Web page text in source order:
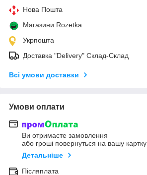
Нова Пошта
Магазини Rozetka
Укрпошта
Доставка "Delivery" Склад-Склад
Всі умови доставки
Умови оплати
Ви отримаєте замовлення
або гроші повернуться на вашу картку
Детальніше
Післяплата